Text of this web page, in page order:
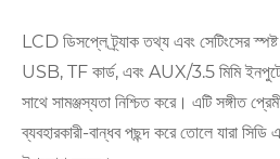
LCD ডিসপ্লে ট্র্যাক তথ্য এবং সেটিংসের
USB, TF কার্ড, এবং AUX/3.5 মিমি ইনপুটের
সাথে সামঞ্জস্যতা নিশ্চিত করে। এটি সঙ্গীত
ব্যবহারকারী-বান্ধব পছন্দ করে তোলে যারা